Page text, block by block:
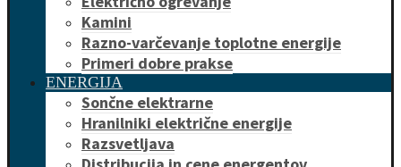
Kamini
Razno-varčevanje toplotne energije
Primeri dobre prakse
ENERGIJA
Sončne elektrarne
Hranilniki električne energije
Razsvetljava